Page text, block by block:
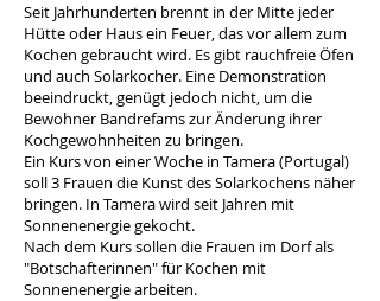
Seit Jahrhunderten brennt in der Mitte jeder
Hütte oder Haus ein Feuer, das vor allem zum
Kochen gebraucht wird. Es gibt rauchfreie Öfen
und auch Solarkocher. Eine Demonstration
beeindruckt, genügt jedoch nicht, um die
Bewohner Bandrefams zur Änderung ihrer
Kochgewohnheiten zu bringen.
Ein Kurs von einer Woche in Tamera (Portugal)
soll 3 Frauen die Kunst des Solarkochens näher
bringen. In Tamera wird seit Jahren mit
Sonnenenergie gekocht.
Nach dem Kurs sollen die Frauen im Dorf als
"Botschafterinnen" für Kochen mit
Sonnenenergie arbeiten.